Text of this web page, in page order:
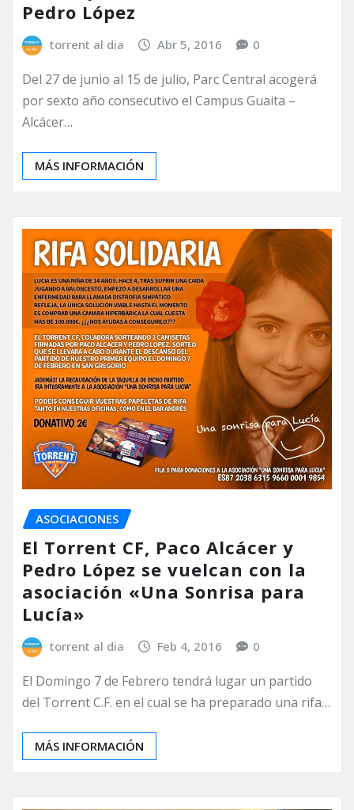
Pedro López
torrent al dia Abr 5, 2016 0
Del 27 de junio al 15 de julio, Parc Central acogerá
por sexto año consecutivo el Campus Guaita –
Alcácer…
MÁS INFORMACIÓN
ASOCIACIONES
El Torrent CF, Paco Alcácer y
Pedro López se vuelcan con la
asociación «Una Sonrisa para
Lucía»
torrent al dia Feb 4, 2016 0
El Domingo 7 de Febrero tendrá lugar un partido
del Torrent C.F. en el cual se ha preparado una rifa…
MÁS INFORMACIÓN